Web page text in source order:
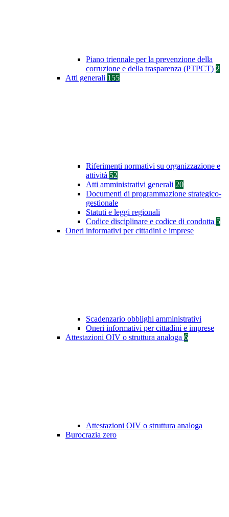
Piano triennale per la prevenzione della
corruzione e della trasparenza (PTPCT) 2
Atti generali 155
Riferimenti normativi su organizzazione e
attività 52
Atti amministrativi generali 20
Documenti di programmazione strategico-
gestionale
Statuti e leggi regionali
Codice disciplinare e codice di condotta 5
Oneri informativi per cittadini e imprese
Scadenzario obblighi amministrativi
Oneri informativi per cittadini e imprese
Attestazioni OIV o struttura analoga 6
Attestazioni OIV o struttura analoga
Burocrazia zero